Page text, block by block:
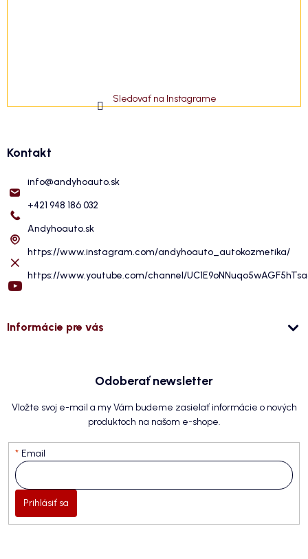
Sledovať na Instagrame
Kontakt
info@andyhoauto.sk
+421 948 186 032
Andyhoauto.sk
https://www.instagram.com/andyhoauto_autokozmetika/
https://www.youtube.com/channel/
Informácie pre vás
Odoberať newsletter
Vložte svoj e-mail a my Vám budeme zasielať informácie o nových
produktoch na našom e-shope.
Email
Prihlásiť sa